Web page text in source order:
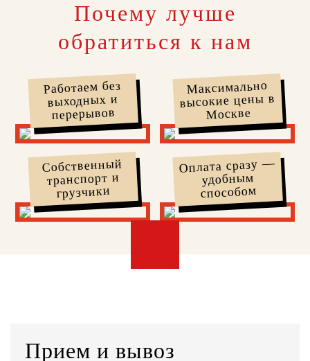
Почему лучше
обратиться к нам
Работаем без
выходных и
перерывов
Максимально
высокие цены в
Москве
Собственный
транспорт и
грузчики
Оплата сразу —
удобным
способом
Прием и вывоз